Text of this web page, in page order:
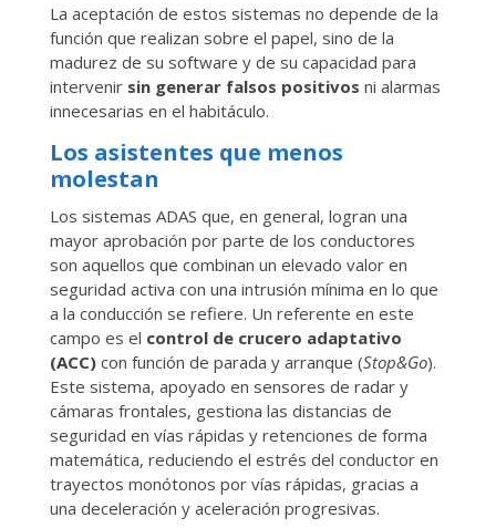
La aceptación de estos sistemas no depende de la
función que realizan sobre el papel, sino de la
madurez de su software y de su capacidad para
intervenir sin generar falsos positivos ni alarmas
innecesarias en el habitáculo.
Los asistentes que menos
molestan
Los sistemas ADAS que, en general, logran una
mayor aprobación por parte de los conductores
son aquellos que combinan un elevado valor en
seguridad activa con una intrusión mínima en lo que
a la conducción se refiere. Un referente en este
campo es el control de crucero adaptativo
(ACC)con función de parada y arranque (Stop&Go).
Este sistema, apoyado en sensores de radar y
cámaras frontales, gestiona las distancias de
seguridad en vías rápidas y retenciones de forma
matemática, reduciendo el estrés del conductor en
trayectos monótonos por vías rápidas, gracias a
una deceleración y aceleración progresivas.